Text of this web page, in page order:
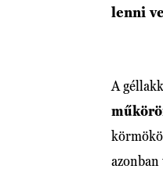
lenni
A